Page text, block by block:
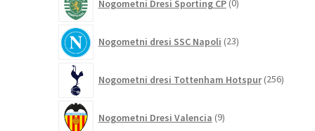
Nogometni Dresi Sporting CP 0izdelkov
Nogometni dresi SSC Napoli 23izdelkov
Nogometni dresi Tottenham Hotspur 256
Nogometni Dresi Valencia 9izdelkov